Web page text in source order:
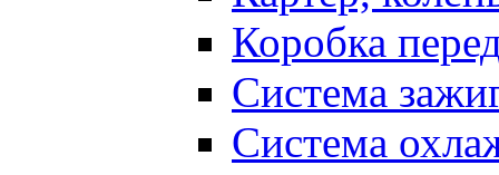
Коробка
Система
Система